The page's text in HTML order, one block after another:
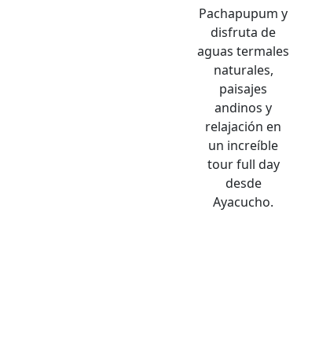
Pachapupum y
disfruta de
aguas termales
naturales,
paisajes
andinos y
relajación en
un increíble
tour full day
desde
Ayacucho.